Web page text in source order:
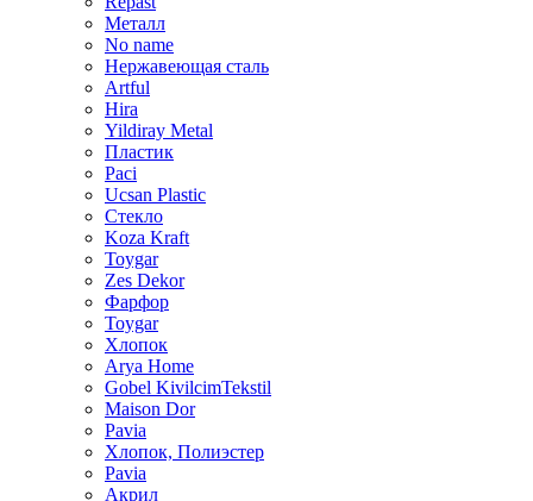
Металл
No name
Нержавеющая сталь
Artful
Hira
Yildiray Metal
Пластик
Paci
Ucsan Plastic
Стекло
Koza Kraft
Toygar
Zes Dekor
Фарфор
Toygar
Хлопок
Arya Home
Gobel KivilcimTekstil
Maison Dor
Pavia
Хлопок, Полиэстер
Pavia
Акрил